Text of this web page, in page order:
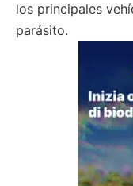
los principales
parásito.